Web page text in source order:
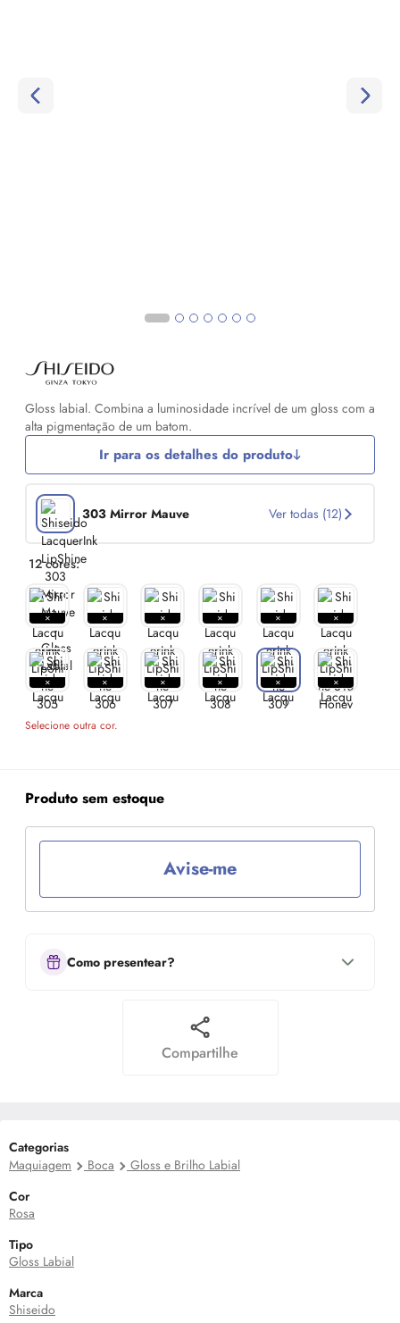
Gloss labial. Combina a luminosidade incrível de um gloss com a
alta pigmentação de um batom.
Ir para os detalhes do produto
303 Mirror Mauve Ver todas (12)
12 cores:
Selecione outra cor.
Produto sem estoque
Avise-me
Como presentear?
Compartilhe
Categorias
Maquiagem
Boca
Gloss e Brilho Labial
Cor
Rosa
Tipo
Gloss Labial
Marca
Shiseido